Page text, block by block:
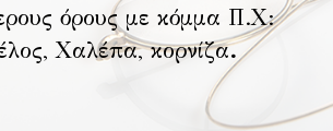
όρους με κόμμα Π.Χ:
Χαλέπα, κορνίζα.